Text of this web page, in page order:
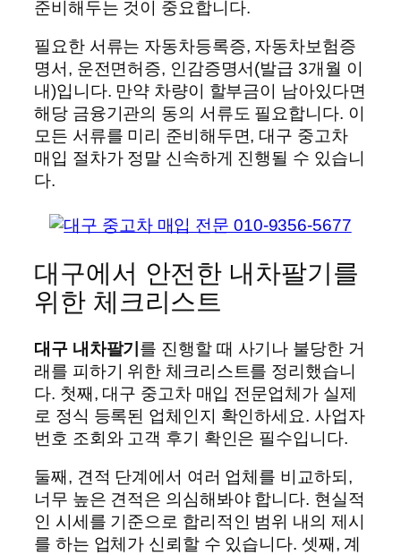
준비해두는 것이 중요합니다.
필요한 서류는 자동차등록증, 자동차보험증
명서, 운전면허증, 인감증명서(발급 3개월 이
내)입니다. 만약 차량이 할부금이 남아있다면
해당 금융기관의 동의 서류도 필요합니다. 이
모든 서류를 미리 준비해두면, 대구 중고차
매입 절차가 정말 신속하게 진행될 수 있습니
다.
대구에서 안전한 내차팔기를
위한 체크리스트
대구 내차팔기 를 진행할 때 사기나 불당한 거
래를 피하기 위한 체크리스트를 정리했습니
다. 첫째, 대구 중고차 매입 전문업체가 실제
로 정식 등록된 업체인지 확인하세요. 사업자
번호 조회와 고객 후기 확인은 필수입니다.
둘째, 견적 단계에서 여러 업체를 비교하되,
너무 높은 견적은 의심해봐야 합니다. 현실적
인 시세를 기준으로 합리적인 범위 내의 제시
를 하는 업체가 신뢰할 수 있습니다. 셋째, 계